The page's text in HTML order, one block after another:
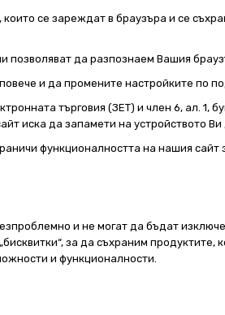
се зареждат в браузъра и се
позволяват да разпознаем Вашия
и да промените настройките по
търговия (ЗЕТ) и член 6, ал. 1,
иска да запамети на устройството Ви
функционалността на нашия сайт
и не могат да бъдат
за да съхраним
и функционалности.